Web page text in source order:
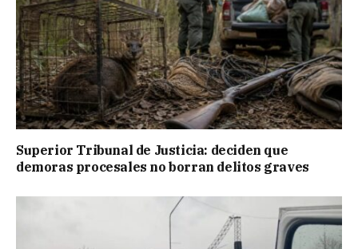
Superior Tribunal de Justicia: deciden que
demoras procesales no borran delitos graves